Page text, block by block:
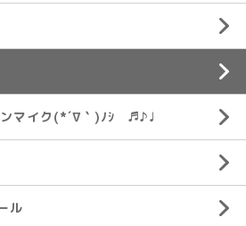
マイク(*´∇｀)ﾉｼ ♬♪♩
ル